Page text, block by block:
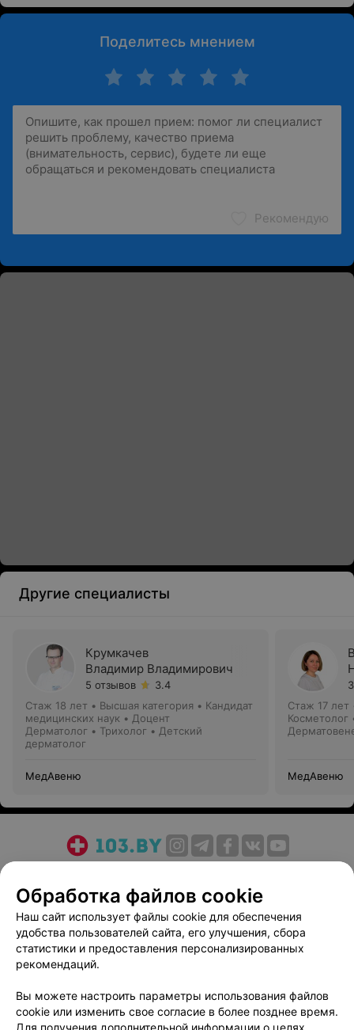
Поделитесь мнением
Рекомендую
Другие специалисты
Крумкачев
Владимир Владимирович
5 отзывов
3.4
Стаж 18 лет • Высшая категория • Кандидат
медицинских наук • Доцент
Дерматолог • Трихолог • Детский
дерматолог
МедАвеню
Стаж 17 лет
Косметолог
МедАвеню
Медицинский маркетинг
Публичный договор
Пользовательское соглашение
Способы оплаты
Вакансии
Партнеры
Написать руководителю 103.by
Персональные настройки cookie
Обработка персональных данных
Обработка файлов cookie
Наш сайт использует файлы cookie для обеспечения
удобства пользователей сайта, его улучшения, сбора
статистики и предоставления персонализированных
рекомендаций.
Вы можете настроить параметры использования файлов
cookie или изменить свое согласие в более позднее время.
Для получения дополнительной информации о целях,